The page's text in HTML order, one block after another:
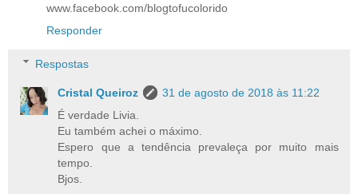
www.facebook.com/blogtofucolorido
Responder
Respostas
Cristal Queiroz
31 de agosto de 2018 às 11:22
É verdade Livia.
Eu também achei o máximo.
Espero que a tendência prevaleça por muito mais
tempo.
Bjos.